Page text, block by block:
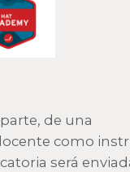
de una
como
será